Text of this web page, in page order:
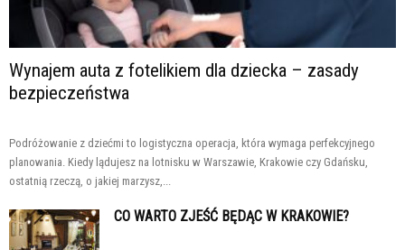
Wynajem auta z fotelikiem dla dziecka – zasady
bezpieczeństwa
Podróżowanie z dziećmi to logistyczna operacja, która wymaga perfekcyjnego
planowania. Kiedy lądujesz na lotnisku w Warszawie, Krakowie czy Gdańsku,
ostatnią rzeczą, o jakiej marzysz,...
CO WARTO ZJEŚĆ BĘDĄC W KRAKOWIE?